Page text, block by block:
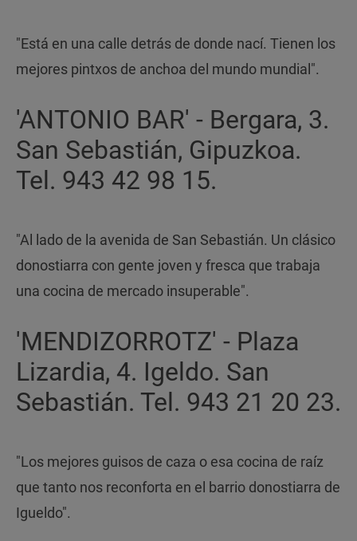
"Está en una calle detrás de donde nací. Tienen los
mejores pintxos de anchoa del mundo mundial".
'ANTONIO BAR' - Bergara, 3.
San Sebastián, Gipuzkoa.
Tel. 943 42 98 15.
"Al lado de la avenida de San Sebastián. Un clásico
donostiarra con gente joven y fresca que trabaja
una cocina de mercado insuperable".
'MENDIZORROTZ' - Plaza
Lizardia, 4. Igeldo. San
Sebastián. Tel. 943 21 20 23.
"Los mejores guisos de caza o esa cocina de raíz
que tanto nos reconforta en el barrio donostiarra de
Igueldo".